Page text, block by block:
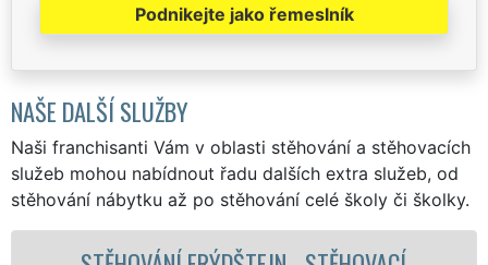
Podnikejte jako řemeslník
NAŠE DALŠÍ SLUŽBY
Naši franchisanti Vám v oblasti stěhování a stěhovacích
služeb mohou nabídnout řadu dalších extra služeb, od
stěhování nábytku až po stěhování celé školy či školky.